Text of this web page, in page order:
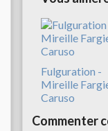
Fulguration -
Mireille
Caruso
Commenter